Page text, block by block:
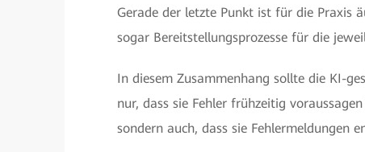
Gerade der letzte Punkt ist für die Praxis
sogar Bereitstellungsprozesse für die
In diesem Zusammenhang sollte die KI-
nur, dass sie Fehler frühzeitig
sondern auch, dass sie Fehlermeldungen